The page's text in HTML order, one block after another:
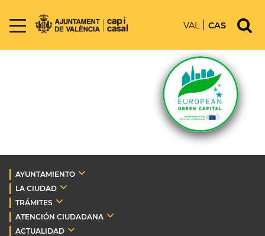
VAL CAS
AYUNTAMIENTO
LA CIUDAD
TRÁMITES
ATENCIÓN CIUDADANA
ACTUALIDAD